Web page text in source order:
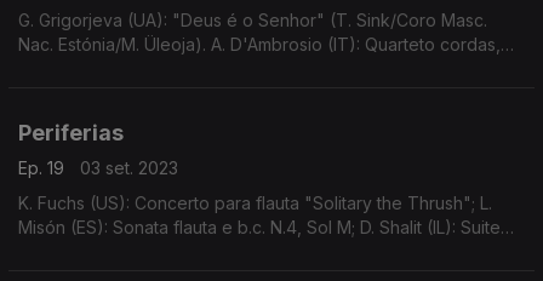
G. Grigorjeva (UA): "Deus é o Senhor" (T. Sink/Coro Masc.
Nac. Estónia/M. Üleoja). A. D'Ambrosio (IT): Quarteto cordas,
Periferias
Ep. 19
03 set. 2023
K. Fuchs (US): Concerto para flauta "Solitary the Thrush"; L.
Misón (ES): Sonata flauta e b.c. N.4, Sol M; D. Shalit (IL): Suite